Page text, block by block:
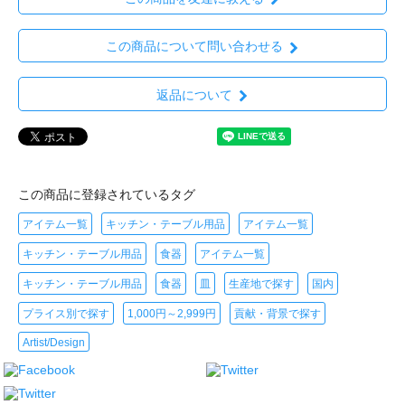
この商品について問い合わせる
返品について
この商品に登録されているタグ
アイテム一覧 キッチン・テーブル用品 アイテム一覧
キッチン・テーブル用品 食器 アイテム一覧
キッチン・テーブル用品 食器 皿 生産地で探す 国内
プライス別で探す 1,000円～2,999円 貢献・背景で探す
Artist/Design